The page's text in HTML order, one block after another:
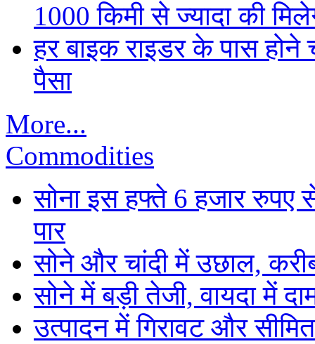
1000 किमी से ज्यादा की
हर बाइक राइडर के पास होने
पैसा
More...
Commodities
सोना इस हफ्ते 6 हजार
पार
सोने और चांदी में उछाल,
सोने में बड़ी तेजी, वायदा में
उत्पादन में गिरावट और